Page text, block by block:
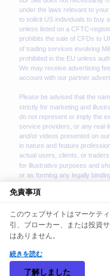
©2026digital-
We use cookies to
By continuing to use
of cookies. See our
Accept
免責事項
このウェブサイトはマーケテ
引、ブローカー、または投資
はありません。
続きを読む
了解しました